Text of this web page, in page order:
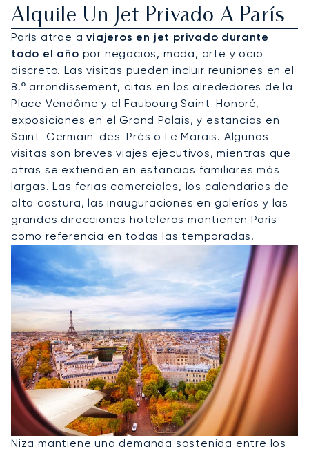
Alquile Un Jet Privado A París
París atrae aviajeros en jet privado durante
todo el año por negocios, moda, arte y ocio
discreto. Las visitas pueden incluir reuniones en el
8.º arrondissement, citas en los alrededores de la
Place Vendôme y el Faubourg Saint-Honoré,
exposiciones en el Grand Palais, y estancias en
Saint-Germain-des-Prés o Le Marais. Algunas
visitas son breves viajes ejecutivos, mientras que
otras se extienden en estancias familiares más
largas. Las ferias comerciales, los calendarios de
alta costura, las inauguraciones en galerías y las
grandes direcciones hoteleras mantienen París
como referencia en todas las temporadas.
Alquile Un Jet Privado A Niza
Niza mantiene una demanda sostenida entre los